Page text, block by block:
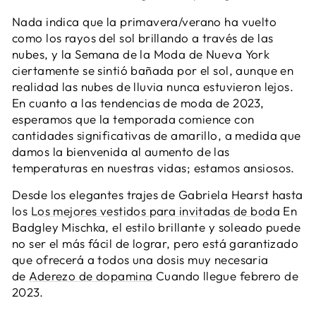
Nada indica que la primavera/verano ha vuelto
como los rayos del sol brillando a través de las
nubes, y la Semana de la Moda de Nueva York
ciertamente se sintió bañada por el sol, aunque en
realidad las nubes de lluvia nunca estuvieron lejos.
En cuanto a las tendencias de moda de 2023,
esperamos que la temporada comience con
cantidades significativas de amarillo, a medida que
damos la bienvenida al aumento de las
temperaturas en nuestras vidas; estamos ansiosos.
Desde los elegantes trajes de Gabriela Hearst hasta
los Los mejores vestidos para invitadas de boda En
Badgley Mischka, el estilo brillante y soleado puede
no ser el más fácil de lograr, pero está garantizado
que ofrecerá a todos una dosis muy necesaria
de Aderezo de dopamina Cuando llegue febrero de
2023.